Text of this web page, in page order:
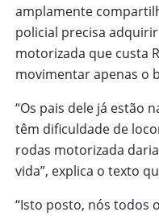
amplamente
policial precisa
motorizada que custa
movimentar apenas o
“Os pais dele já estão
têm dificuldade de
rodas motorizada
vida”, explica o texto
“Isto posto, nós todos